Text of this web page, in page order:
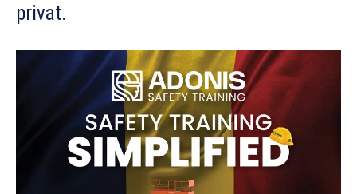
privat.